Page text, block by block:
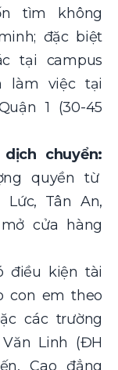
tìm không
đặc biệt
tại campus
làm việc tại
1 (30-45
chuyển:
quyền từ
Lức, Tân An,
cửa hàng
điều kiện tài
con em theo
các trường
Linh (ĐH
Cao đẳng